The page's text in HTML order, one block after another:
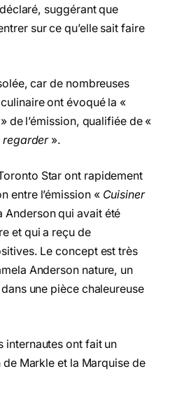
suggérant que
sur ce qu’elle sait faire
car de nombreuses
ont évoqué la «
de l’émission, qualifiée de «
regarder ».
Star ont rapidement
entre l’émission « Cuisiner
Anderson qui avait été
et qui a reçu de
Le concept est très
Anderson nature, un
une pièce chaleureuse
internautes ont fait un
de Markle et la Marquise de